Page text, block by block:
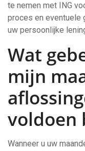
te nemen met ING
proces en eventuele
uw persoonlijke
Wat
mijn
voldoen
Wanneer u uw